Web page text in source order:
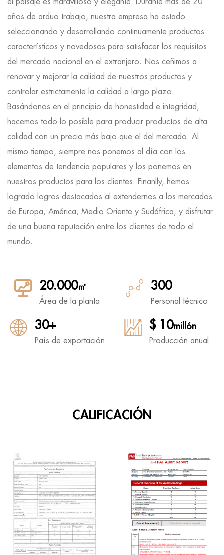
años de arduo trabajo, nuestra empresa ha estado
seleccionando y desarrollando continuamente productos
característicos y novedosos para satisfacer los requisitos
del mercado nacional en el extranjero. Nos ceñimos a
renovar y mejorar la calidad de nuestros productos y
controlar estrictamente la calidad a largo plazo.
Basándonos en el principio de honestidad e integridad,
hacemos todo lo posible para producir productos de alta
calidad con un precio más bajo que el del mercado. Al
mismo tiempo, siempre nos ponemos al día con los
elementos de tendencia populares y los ponemos en
nuestros productos para los clientes. Finanlly, hemos
logrado logros destacados al extendernos a los mercados
de Europa, América, Medio Oriente y Sudáfrica, y disfrutar
de una buena reputación entre los clientes de todo el
mundo.
20.000㎡
Área de la planta
300
Personal técnico
30+
País de exportación
$ 10millón
Producción anual
CALIFICACIÓN